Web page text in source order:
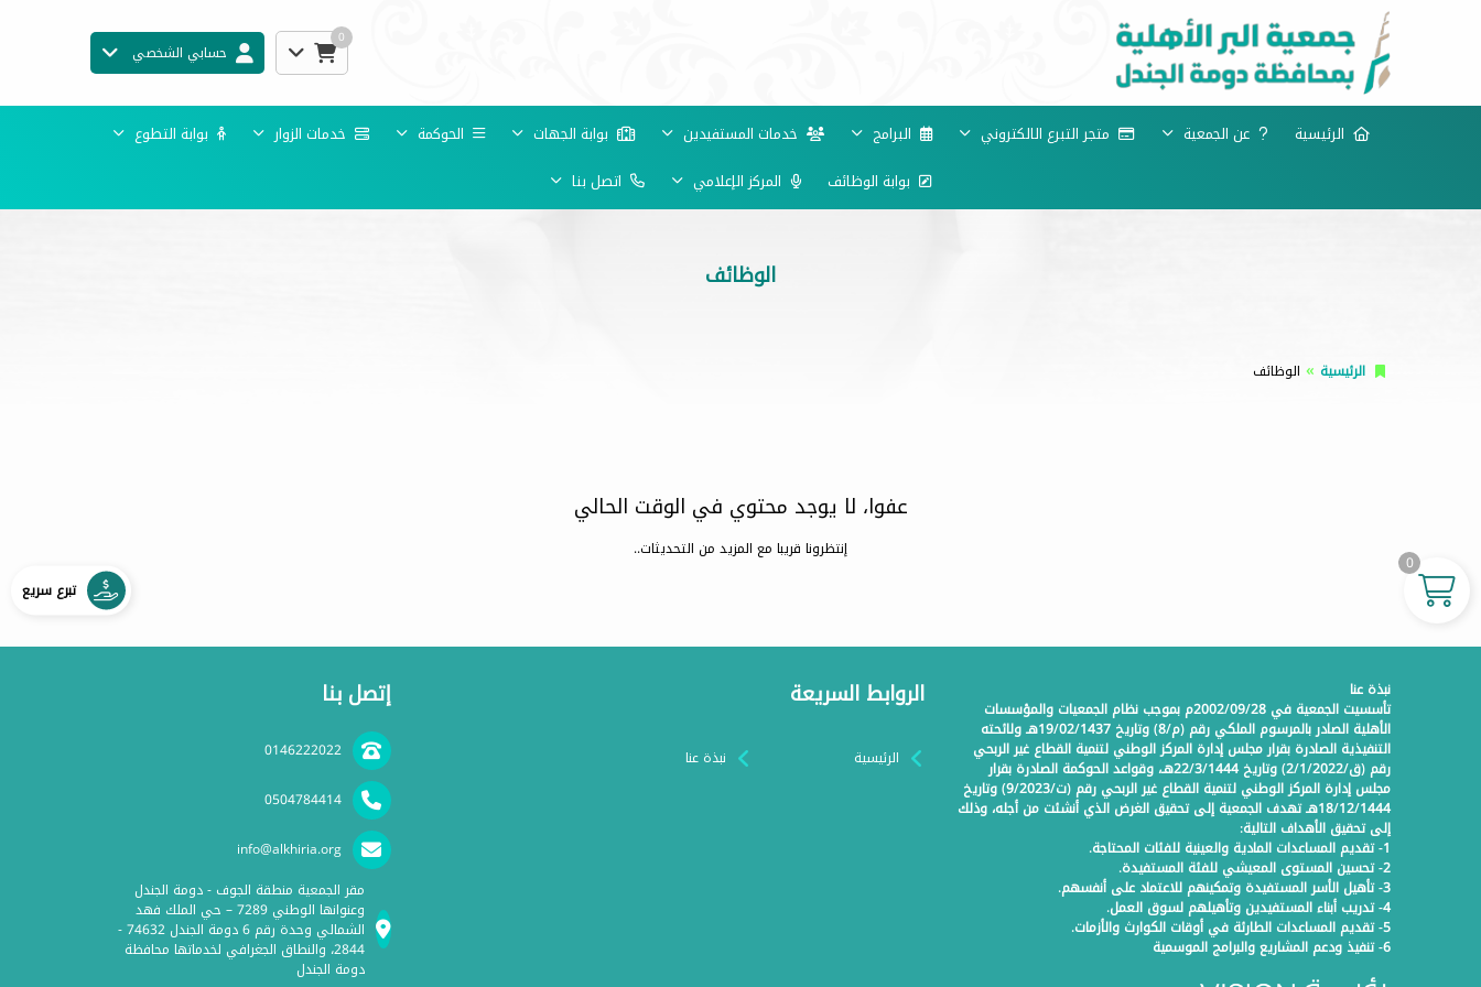
0
حسابي الشخصي
الرئيسية عن الجمعية متجر التبرع الالكتروني البرامج خدمات المستفيدين بوابة الجهات الحوكمة خدمات الزوار
بوابة التطوع
بوابة الوظائف
المركز الإعلامي اتصل بنا
الوظائف
الرئيسية الوظائف
عفوا، لا يوجد محتوي في الوقت الحالي
إنتظرونا قريبا مع المزيد من التحديثات..
نبذة عنا
تأسسيت الجمعية في 2002/09/28م بموجب نظام الجمعيات والمؤسسات
الأهلية الصادر بالمرسوم الملكي رقم (م/8) وتاريخ 19/02/1437هـ ولائحته
التنفيذية الصادرة بقرار مجلس إدارة المركز الوطني لتنمية القطاع غير الربحي
رقم (ق/2/1/2022) وتاريخ 22/3/1444هـ، وقواعد الحوكمة الصادرة بقرار
مجلس إدارة المركز الوطني لتنمية القطاع غير الربحي رقم (ت/9/2023) وتاريخ
18/12/1444هـ تهدف الجمعية إلى تحقيق الغرض الذي أنشئت من أجله، وذلك
إلى تحقيق الأهداف التالية:
1- تقديم المساعدات المادية والعينية للفئات المحتاجة.
2- تحسين المستوى المعيشي للفئة المستفيدة.
3- تأهيل الأسر المستفيدة وتمكينهم للاعتماد على أنفسهم.
4- تدريب أبناء المستفيدين وتأهيلهم لسوق العمل.
5- تقديم المساعدات الطارئة في أوقات الكوارث والأزمات.
6- تنفيذ ودعم المشاريع والبرامج الموسمية
الروابط السريعة
الرئيسية نبذة عنا
إتصل بنا
0146222022
0504784414
info@alkhiria.org
مقر الجمعية منطقة الجوف - دومة الجندل
وعنوانها الوطني 7289 – حي الملك فهد
الشمالي وحدة رقم 6 دومة الجندل 74632 -
2844، والنطاق الجغرافي لخدماتها محافظة
دومة الجندل
تبرع سريع
0